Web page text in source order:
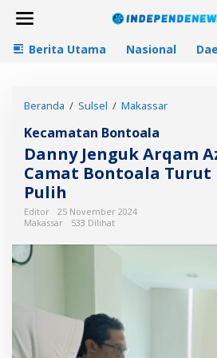
Berita Utama Nasional
Beranda / Sulsel / Makassar
n
y
J
k
q
Kecamatan Bontoala
Danny Jenguk Arqam
Camat Bontoala Turut
Pulih
Editor
25 November 2024
Makassar
533 Dilihat